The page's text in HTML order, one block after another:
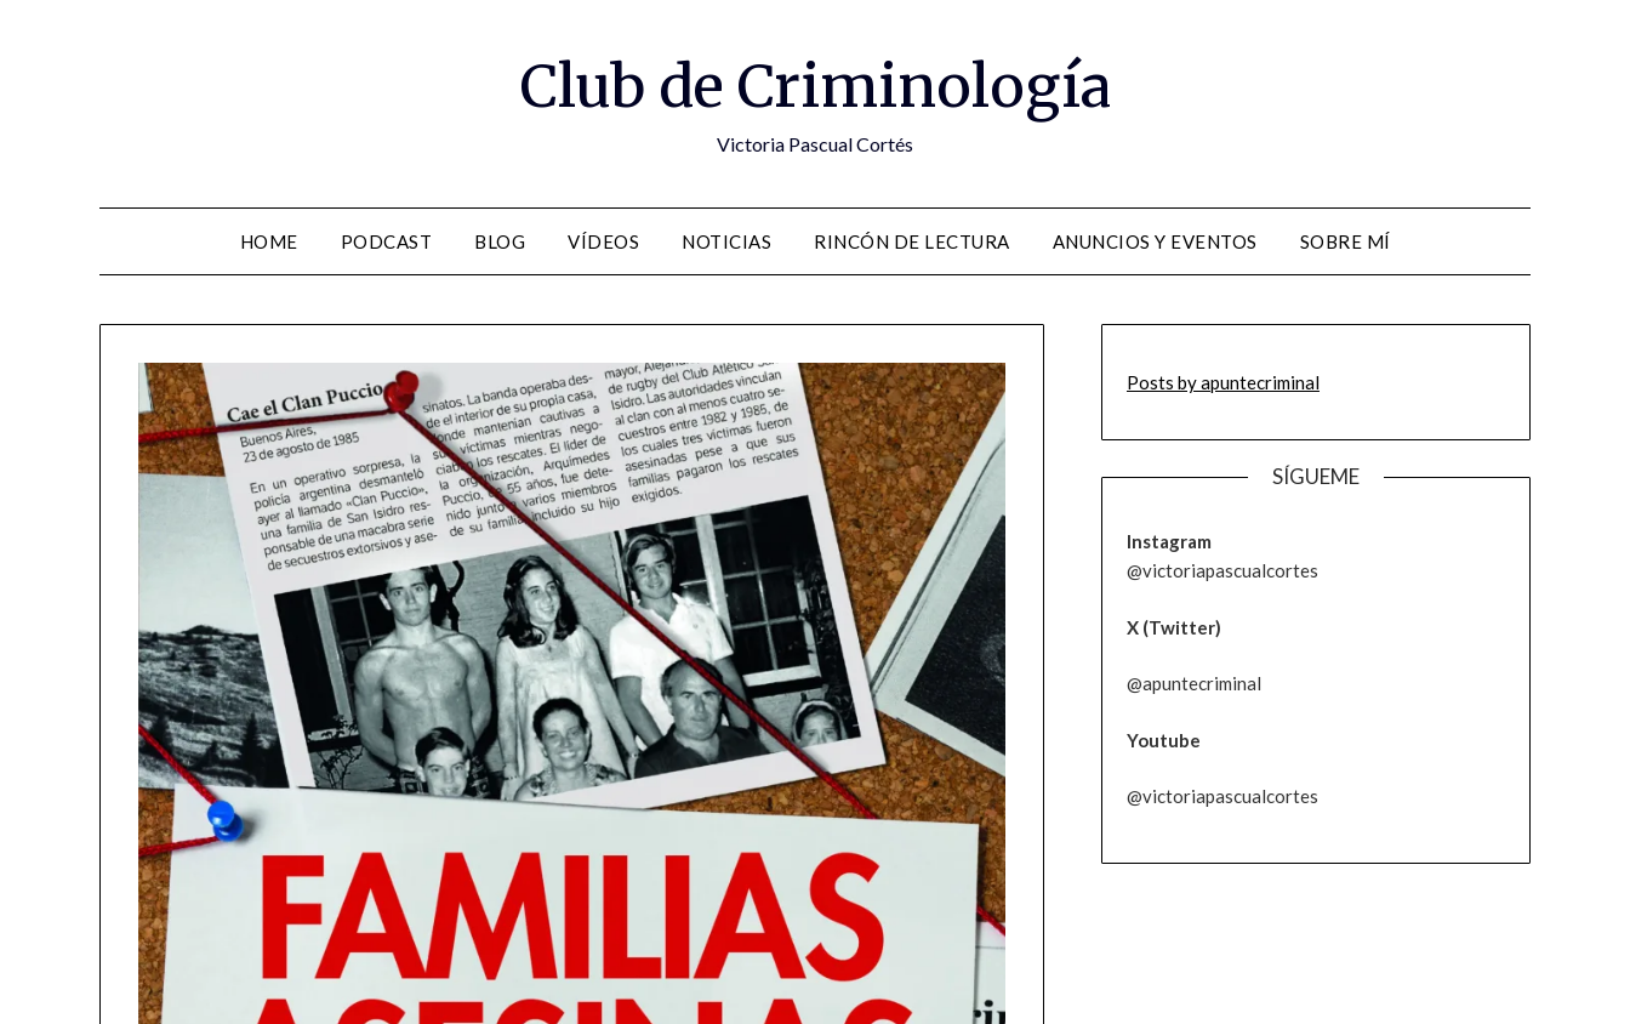
Club de Criminología
Victoria Pascual Cortés
HOME PODCAST BLOG VÍDEOS NOTICIAS RINCÓN DE LECTURA ANUNCIOS Y EVENTOS SOBRE MÍ
Posts by apuntecriminal
SÍGUEME
Instagram
@victoriapascualcortes
X (Twitter)
@apuntecriminal
Youtube
@victoriapascualcortes